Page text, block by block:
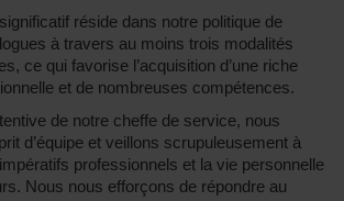
réside dans notre politique de
à travers au moins trois modalités
ce qui favorise l’acquisition d’une riche
et de nombreuses compétences.
de notre cheffe de service, nous
d’équipe et veillons scrupuleusement à
professionnels et la vie personnelle
Nous nous efforçons de répondre au